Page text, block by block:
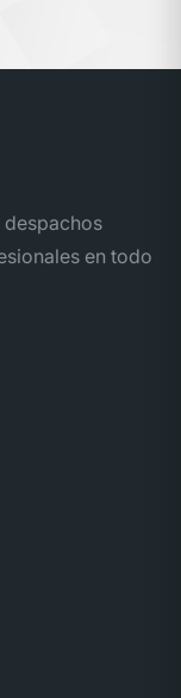
despachos
en todo